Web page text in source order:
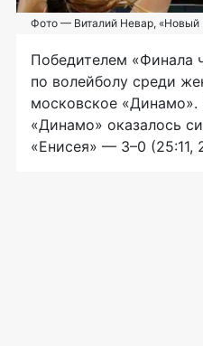
Фото — Виталий Невар, «Новый
Победителем «Финала
по волейболу среди
московское
«Динамо» оказалось
«Енисея» — 3–0 (25:11,